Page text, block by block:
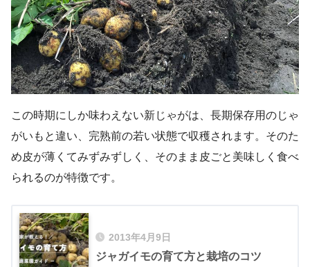
この時期にしか味わえない新じゃがは、長期保存用のじゃ
がいもと違い、完熟前の若い状態で収穫されます。そのた
め皮が薄くてみずみずしく、そのまま皮ごと美味しく食べ
られるのが特徴です。
2013年4月9日
ジャガイモの育て方と栽培のコツ